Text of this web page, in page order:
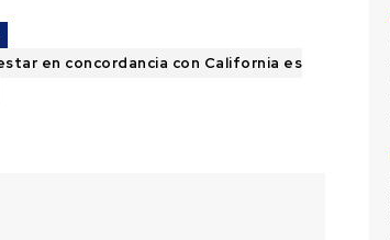
en concordancia con California es